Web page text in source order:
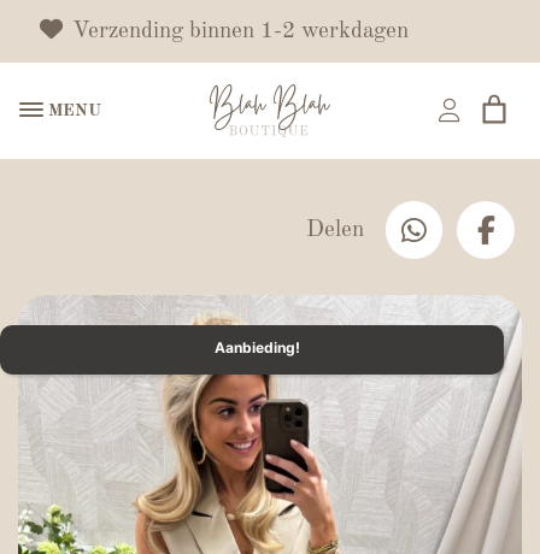
Verzending binnen 1-2 werkdagen
MENU
Delen
Aanbieding!